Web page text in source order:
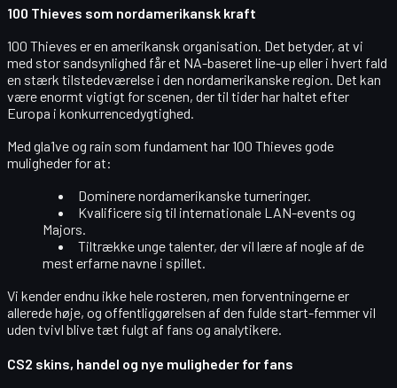
100 Thieves som nordamerikansk kraft
100 Thieves er en amerikansk organisation. Det betyder, at vi
med stor sandsynlighed får et NA-baseret line-up eller i hvert fald
en stærk tilstedeværelse i den nordamerikanske region. Det kan
være enormt vigtigt for scenen, der til tider har haltet efter
Europa i konkurrencedygtighed.
Med gla1ve og rain som fundament har 100 Thieves gode
muligheder for at:
Dominere nordamerikanske turneringer.
Kvalificere sig til internationale LAN-events og
Majors.
Tiltrække unge talenter, der vil lære af nogle af de
mest erfarne navne i spillet.
Vi kender endnu ikke hele rosteren, men forventningerne er
allerede høje, og offentliggørelsen af den fulde start-femmer vil
uden tvivl blive tæt fulgt af fans og analytikere.
CS2 skins, handel og nye muligheder for fans